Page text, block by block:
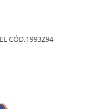
CÓD.1993Z94